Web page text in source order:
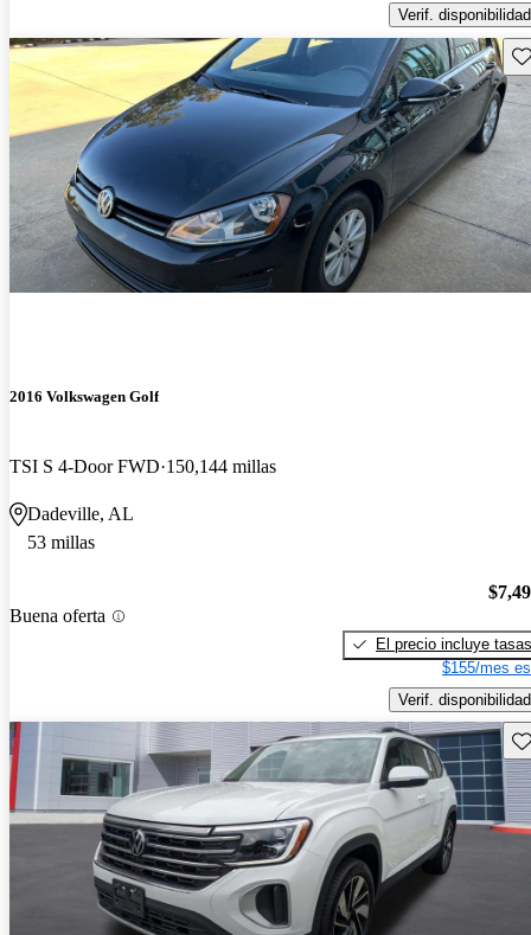
Verif. disponibilidad
2016 Volkswagen Golf
TSI S 4-Door FWD 150,144 millas
Dadeville, AL
53 millas
Buena oferta
El precio incluye tasas
$155/mes
Verif. disponibilidad